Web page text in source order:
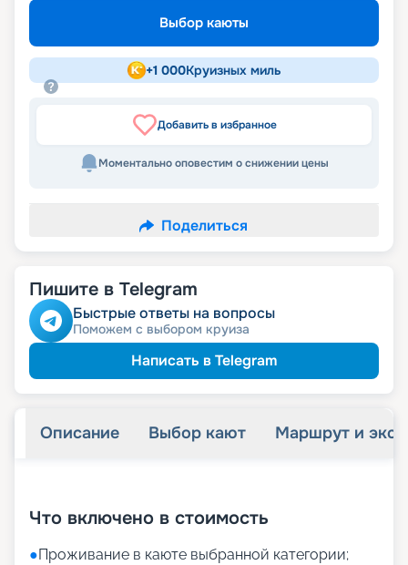
Выбор каюты
+1 000Круизных миль
Добавить в избранное
Моментально оповестим о снижении цены
Поделиться
Пишите в Telegram
Быстрые ответы на вопросы
Поможем с выбором круиза
Написать в Telegram
Описание Выбор кают Маршрут и
Что включено в стоимость
●Проживание в каюте выбранной категории;